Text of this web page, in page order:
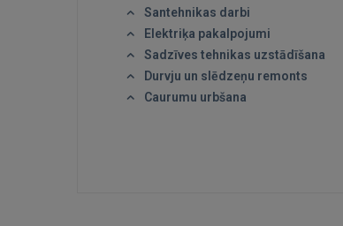
Santehnikas darbi
Elektriķa pakalpojumi
Sadzīves tehnikas uzstādīšana
Durvju un slēdzeņu remonts
Caurumu urbšana